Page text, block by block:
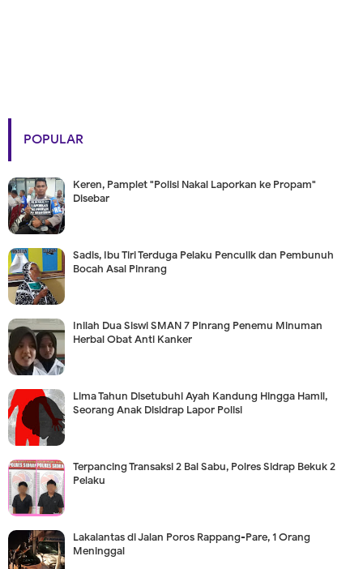
POPULAR
Keren, Pamplet "Polisi Nakal Laporkan ke Propam"
Disebar
Sadis, Ibu Tiri Terduga Pelaku Penculik dan Pembunuh
Bocah Asal Pinrang
Inilah Dua Siswi SMAN 7 Pinrang Penemu Minuman
Herbal Obat Anti Kanker
Lima Tahun Disetubuhi Ayah Kandung Hingga Hamil,
Seorang Anak Disidrap Lapor Polisi
Terpancing Transaksi 2 Bal Sabu, Polres Sidrap Bekuk 2
Pelaku
Lakalantas di Jalan Poros Rappang-Pare, 1 Orang
Meninggal